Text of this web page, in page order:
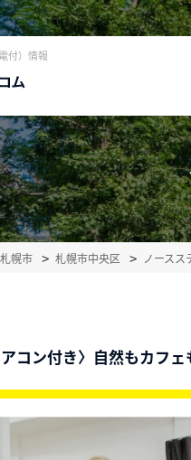
付）情報
札幌市 札幌市中央区 ノースス
アコン付き〉自然もカ